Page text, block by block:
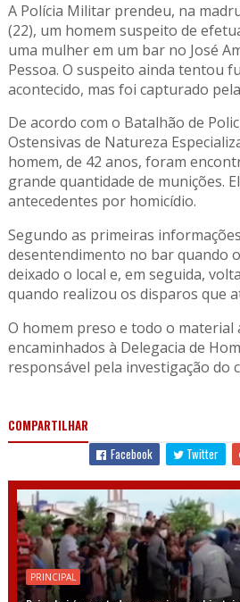
A Polícia Militar prendeu, na
(22), um homem suspeito de
uma mulher em um bar no José
Pessoa. O suspeito ainda tentou
acontecido, mas foi capturado
De acordo com o Batalhão de
Ostensivas de Natureza
homem, de 42 anos, foram
grande quantidade de munições.
antecedentes por homicídio.
Segundo as primeiras
desentendimento no bar quando
deixado o local e, em seguida,
quando realizou os disparos que
O homem preso e todo o
encaminhados à Delegacia de
responsável pela investigação do
COMPARTILHAR
Facebook
Twitter
PRINCIPAL